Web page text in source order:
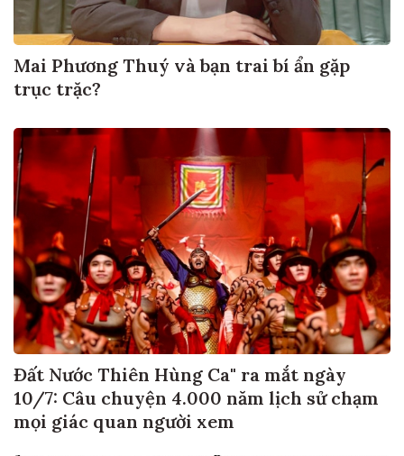
Mai Phương Thuý và bạn trai bí ẩn gặp
trục trặc?
Đất Nước Thiên Hùng Ca" ra mắt ngày
10/7: Câu chuyện 4.000 năm lịch sử chạm
mọi giác quan người xem